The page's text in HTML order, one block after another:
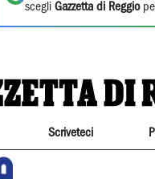
scegli Gazzetta di Reggio
Scriveteci